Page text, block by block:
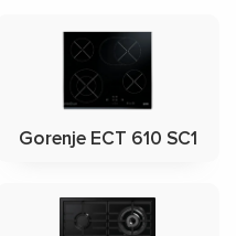
Gorenje ECT 610 SC1